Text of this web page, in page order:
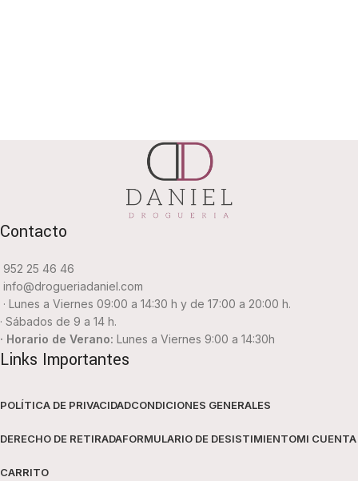
Contacto
952 25 46 46
info@drogueriadaniel.com
· Lunes a Viernes 09:00 a 14:30 h y de 17:00 a 20:00 h.
· Sábados de 9 a 14 h.
· Horario de Verano: Lunes a Viernes 9:00 a 14:30h
Links Importantes
POLÍTICA DE PRIVACIDADCONDICIONES GENERALES
DERECHO DE RETIRADAFORMULARIO DE DESISTIMIENTOMI CUENTA
CARRITO